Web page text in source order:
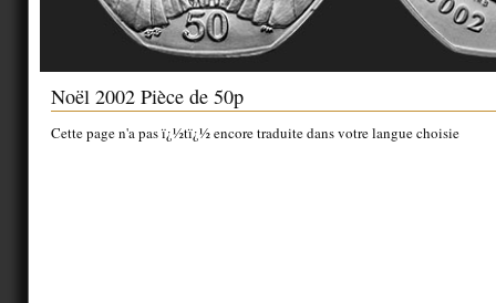
Noël 2002 Pièce de 50p
Cette page n'a pas ï¿½tï¿½ encore traduite dans votre langue choisie